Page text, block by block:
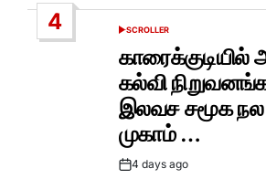
4
POSTED
SCROLLER
காரைக்குடியில்
கல்வி
இலவச சமூக நல
முகாம் …
Post4 days ago